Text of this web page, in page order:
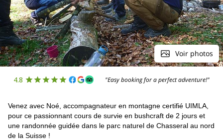
Voir photos
4.8 "Easy booking for a perfect adventure!"
Venez avec Noé, accompagnateur en montagne certifié UIMLA,
pour ce passionnant cours de survie en bushcraft de 2 jours et
une randonnée guidée dans le parc naturel de Chasseral au nord
de la Suisse !